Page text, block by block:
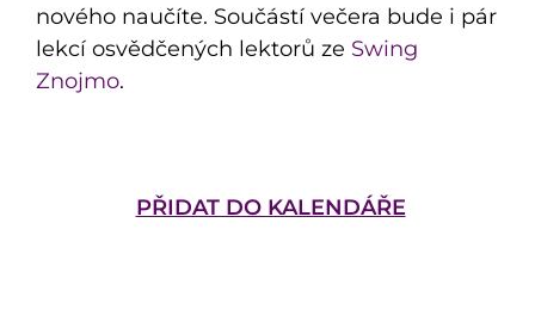
nového naučíte. Součástí večera bude i pár
lekcí osvědčených lektorů ze Swing
Znojmo.
PŘIDAT DO KALENDÁŘE